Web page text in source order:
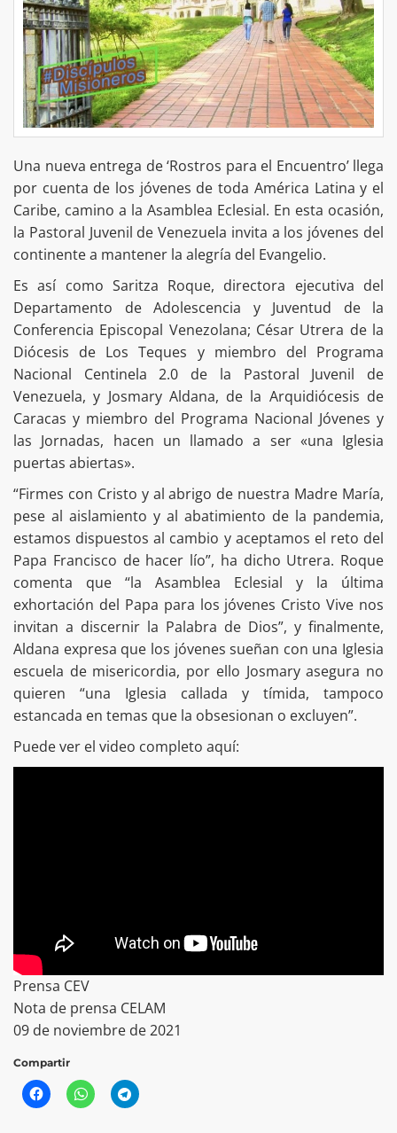
Una nueva entrega de ‘Rostros para el Encuentro’ llega
por cuenta de los jóvenes de toda América Latina y el
Caribe, camino a la Asamblea Eclesial. En esta ocasión,
la Pastoral Juvenil de Venezuela invita a los jóvenes del
continente a mantener la alegría del Evangelio.
Es así como Saritza Roque, directora ejecutiva del
Departamento de Adolescencia y Juventud de la
Conferencia Episcopal Venezolana; César Utrera de la
Diócesis de Los Teques y miembro del Programa
Nacional Centinela 2.0 de la Pastoral Juvenil de
Venezuela, y Josmary Aldana, de la Arquidiócesis de
Caracas y miembro del Programa Nacional Jóvenes y
las Jornadas, hacen un llamado a ser «una Iglesia
puertas abiertas».
“Firmes con Cristo y al abrigo de nuestra Madre María,
pese al aislamiento y al abatimiento de la pandemia,
estamos dispuestos al cambio y aceptamos el reto del
Papa Francisco de hacer lío”, ha dicho Utrera. Roque
comenta que “la Asamblea Eclesial y la última
exhortación del Papa para los jóvenes Cristo Vive nos
invitan a discernir la Palabra de Dios”, y finalmente,
Aldana expresa que los jóvenes sueñan con una Iglesia
escuela de misericordia, por ello Josmary asegura no
quieren “una Iglesia callada y tímida, tampoco
estancada en temas que la obsesionan o excluyen”.
Puede ver el video completo aquí:
Prensa CEV
Nota de prensa CELAM
09 de noviembre de 2021
Compartir